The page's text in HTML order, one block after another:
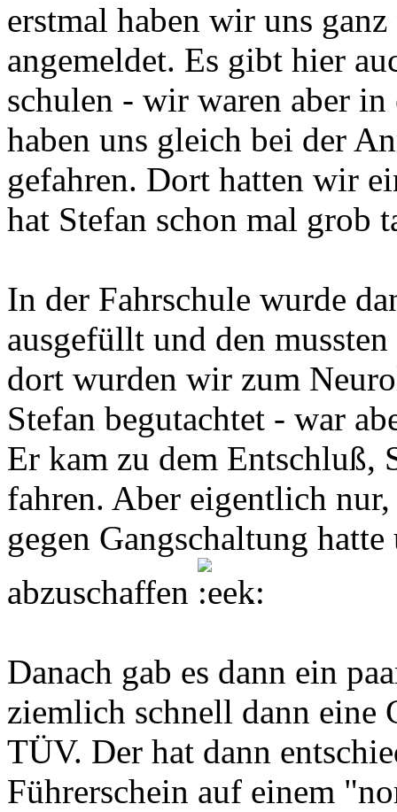
erstmal haben wir uns
angemeldet. Es gibt hier
schulen - wir waren aber
haben uns gleich bei der
gefahren. Dort hatten wir
hat Stefan schon mal grob
In der Fahrschule wurde
ausgefüllt und den
dort wurden wir zum
Stefan begutachtet - war
Er kam zu dem Entschluß,
fahren. Aber eigentlich
gegen Gangschaltung
abzuschaffen
.
Danach gab es dann ein
ziemlich schnell dann eine
TÜV. Der hat dann
Führerschein auf einem